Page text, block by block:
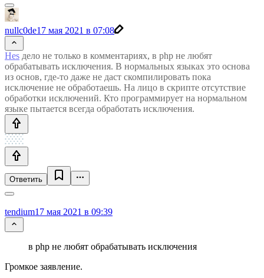
nullc0de17 мая 2021 в 07:08
Hes дело не только в комментариях, в php не любят
обрабатывать исключения. В нормальных языках это основа
из основ, где-то даже не даст скомпилировать пока
исключение не обработаешь. На лицо в скрипте отсутствие
обработки исключений. Кто программирует на нормальном
языке пытается всегда обработать исключения.
Ответить
tendium17 мая 2021 в 09:39
в php не любят обрабатывать исключения
Громкое заявление.